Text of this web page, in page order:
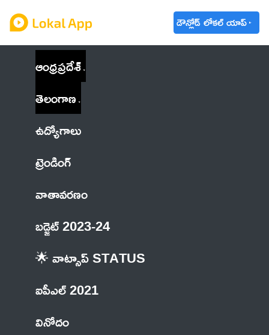
డౌన్లోడ్ లోకల్ యాప్
ఆంధ్రప్రదేశ్
తెలంగాణ
ఉద్యోగాలు
ట్రెండింగ్
వాతావరణం
బడ్జెట్ 2023-24
🌟 వాట్సాప్ STATUS
ఐపీఎల్ 2021
వినోదం